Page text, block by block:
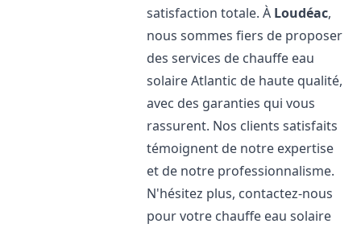
satisfaction totale. À Loudéac,
nous sommes fiers de proposer
des services de chauffe eau
solaire Atlantic de haute qualité,
avec des garanties qui vous
rassurent. Nos clients satisfaits
témoignent de notre expertise
et de notre professionnalisme.
N'hésitez plus, contactez-nous
pour votre chauffe eau solaire